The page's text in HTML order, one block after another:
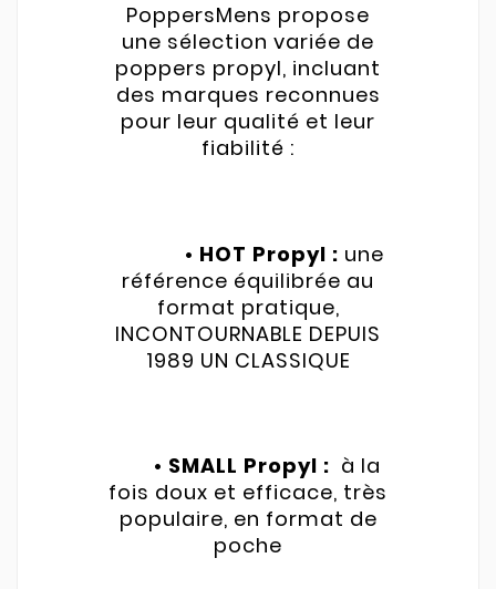
PoppersMens propose
une sélection variée de
poppers propyl, incluant
des marques reconnues
pour leur qualité et leur
fiabilité :
• HOT Propyl : une
référence équilibrée au
format pratique,
INCONTOURNABLE DEPUIS
1989 UN CLASSIQUE
• SMALL Propyl : à la
fois doux et efficace, très
populaire, en format de
poche